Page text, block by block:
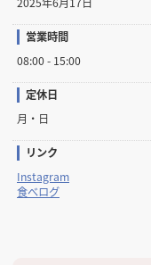
営業時間
08:00 - 15:00
定休日
月・日
リンク
Instagram
食べログ